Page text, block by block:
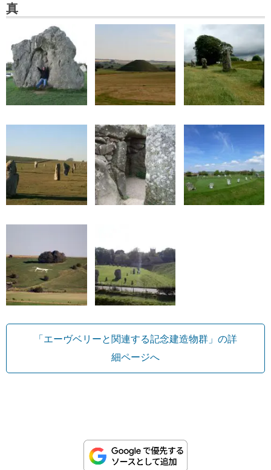
真
「エーヴベリーと関連する記念建造物群」の詳
細ページへ